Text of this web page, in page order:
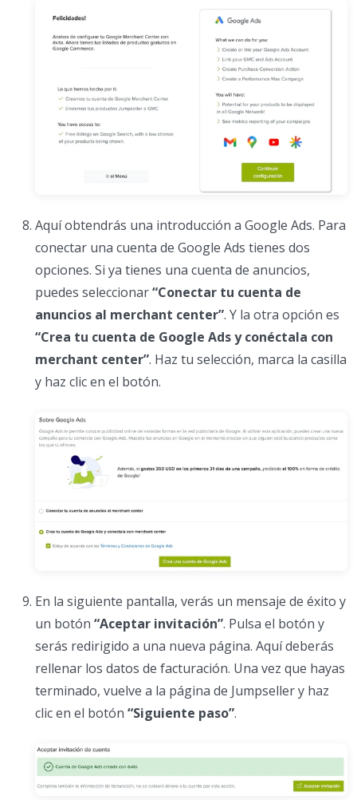
Aquí obtendrás una introducción a Google Ads. Para
conectar una cuenta de Google Ads tienes dos
opciones. Si ya tienes una cuenta de anuncios,
puedes seleccionar“Conectar tu cuenta de
anuncios al merchant center”. Y la otra opción es
“Crea tu cuenta de Google Ads y conéctala con
merchant center”. Haz tu selección, marca la casilla
y haz clic en el botón.
En la siguiente pantalla, verás un mensaje de éxito y
un botón “Aceptar invitación”. Pulsa el botón y
serás redirigido a una nueva página. Aquí deberás
rellenar los datos de facturación. Una vez que hayas
terminado, vuelve a la página de Jumpseller y haz
clic en el botón “Siguiente paso”.